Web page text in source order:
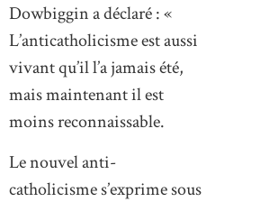
Dowbiggin a déclaré : «
L’anticatholicisme est aussi
vivant qu’il l’a jamais été,
mais maintenant il est
moins reconnaissable.
Le nouvel anti-
catholicisme s’exprime sous